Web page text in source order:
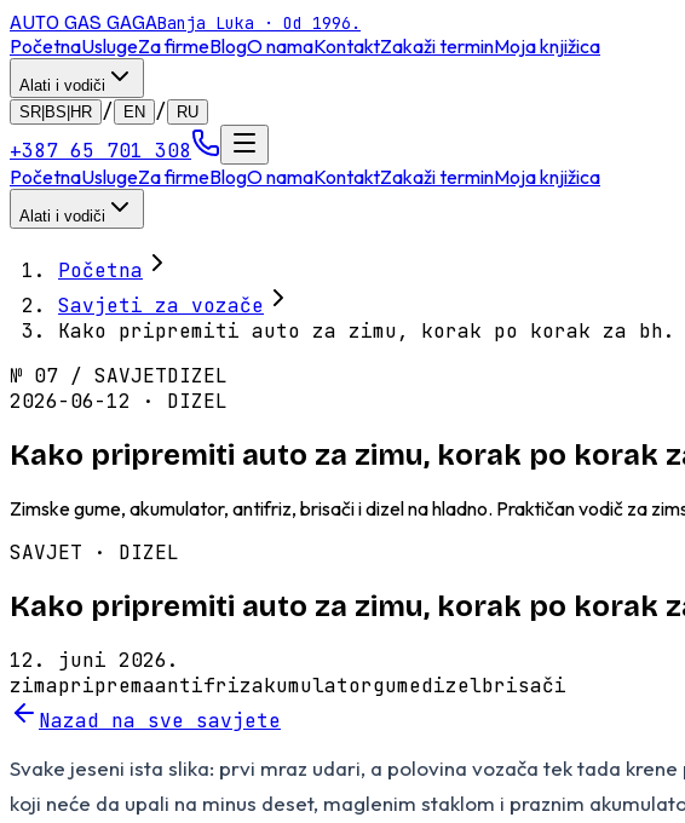
AUTO GAS GAGABanja Luka · Od 1996.
PočetnaUslugeZa firmeBlogO namaKontaktZakaži terminMoja knjižica
Alati i vodiči
SR|BS|HR
/ EN / RU
+387 65 701 308
PočetnaUslugeZa firmeBlogO namaKontaktZakaži terminMoja knjižica
Alati i vodiči
Početna
Savjeti za vozače
Kako pripremiti auto za zimu, korak po korak za bh.
№ 07 / SAVJETDIZEL
2026-06-12 · DIZEL
Kako pripremiti auto za zimu, korak po korak
Zimske gume, akumulator, antifriz, brisači i dizel na hladno. Praktičan vodič za
SAVJET · DIZEL
Kako pripremiti auto za zimu, korak po korak
12. juni 2026.
zimapripremaantifrizakumulatorgumedizelbrisači
Nazad na sve savjete
Svake jeseni ista slika: prvi mraz udari, a polovina vozača tek tada
koji neće da upali na minus deset, maglenim staklom i praznim